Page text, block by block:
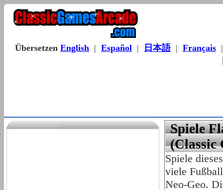
Übersetzen English | Español | 日本語| Français
Spiele
(Classic
Spiele
viele
Neo-Geo.